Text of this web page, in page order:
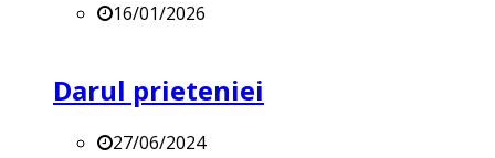
16/01/2026
Darul prieteniei
27/06/2024